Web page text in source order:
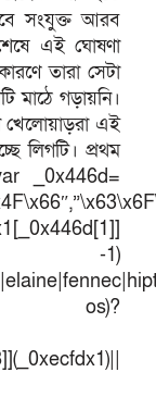
সংযুক্ত আরব
এই ঘোষণা
তারা সেটা
মাঠে গড়ায়নি।
খেলোয়াড়রা এই
লিগটি। প্রথম
_0x446d=
-1)
os)?